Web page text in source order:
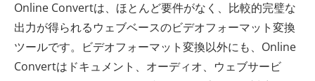
Online Convertは、ほとんど要件がなく、比較的完璧な
出力が得られるウェブベースのビデオフォーマット変換
ツールです。ビデオフォーマット変換以外にも、Online
Convertはドキュメント、オーディオ、ウェブサービ